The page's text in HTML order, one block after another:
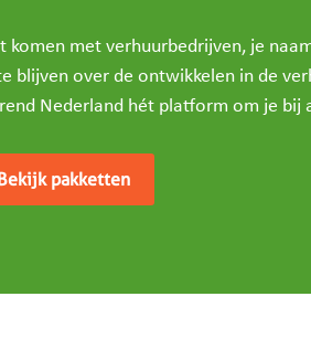
komen met verhuurbedrijven, je
blijven over de ontwikkelen in de
Nederland hét platform om je bij
pakketten